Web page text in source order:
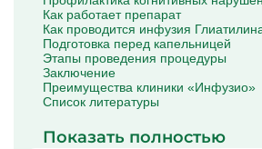
Капельницы Преднизолона
Цераксон капельница
Капельница Церебролизин
Капельница Мильгамма
Капельница Цефтриаксон
Капельница Ципрофлоксацин
Капельница Рингер
Как работает препарат
Как проводится инфузия
Подготовка перед капельницей
Этапы проведения процедуры
Заключение
Преимущества клиники «Инфузио»
Список литературы
Показать полностью